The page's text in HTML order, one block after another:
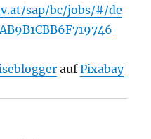
sap/bc/jobs/#/de
aufPixabay